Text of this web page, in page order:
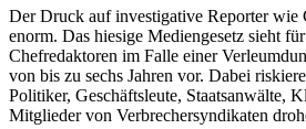
Der Druck auf investigative Reporter wie
enorm. Das hiesige Mediengesetz sieht
Chefredaktoren im Falle einer
von bis zu sechs Jahren vor. Dabei
Politiker, Geschäftsleute, Staatsanwälte,
Mitglieder von Verbrechersyndikaten